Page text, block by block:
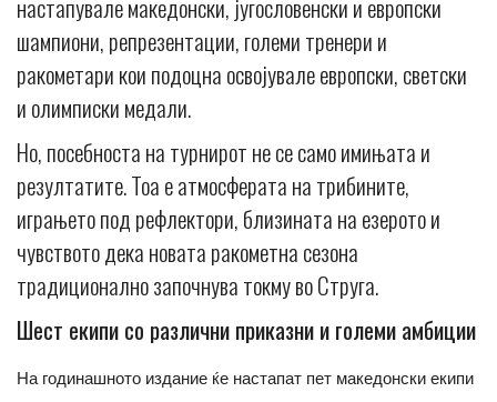
настапувале македонски, југословенски и европски
шампиони, репрезентации, големи тренери и
ракометари кои подоцна освојувале европски, светски
и олимписки медали.
Но, посебноста на турнирот не се само имињата и
резултатите. Тоа е атмосферата на трибините,
играњето под рефлектори, близината на езерото и
чувството дека новата ракометна сезона
традиционално започнува токму во Струга.
Шест екипи со различни приказни и големи амбиции
На годинашното издание ќе настапат пет македонски екипи